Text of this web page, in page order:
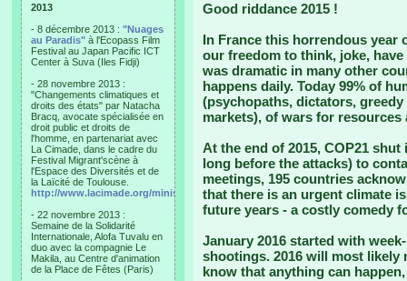
2013
- 8 décembre 2013 : "Nuages
au Paradis" à l'Ecopass Film
Festival au Japan Pacific ICT
Center à Suva (Iles Fidji)
- 28 novembre 2013 :
"Changements climatiques et
droits des états" par Natacha
Bracq, avocate spécialisée en
droit public et droits de
l'homme, en partenariat avec
La Cimade, dans le cadre du
Festival Migrant'scène à
l'Espace des Diversités et de
la Laïcité de Toulouse.
http://www.lacimade.org/minisites/migrantscene
- 22 novembre 2013 :
Semaine de la Solidarité
Internationale, Alofa Tuvalu en
duo avec la compagnie Le
Makila, au Centre d'animation
de la Place de Fêtes (Paris)
Good riddance 2015 !
In France this horrendous year
our freedom to think, joke,
was dramatic in many other
happens daily. Today 99% of
(psychopaths, dictators,
markets), of wars for
At the end of 2015, COP21
long before the attacks) to
meetings, 195 countries
that there is an urgent climate
future years - a costly comedy
January 2016 started with
shootings. 2016 will most likely
know that anything can